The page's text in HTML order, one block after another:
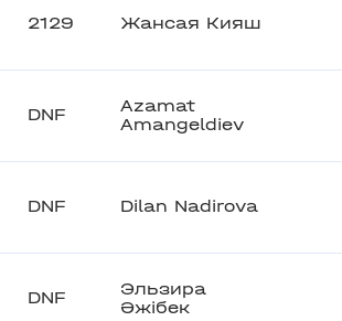
2129 Жансая Кияш
DNF
Azamat
Amangeldiev
DNF Dilan Nadirova
DNF
Эльзира
Әжібек